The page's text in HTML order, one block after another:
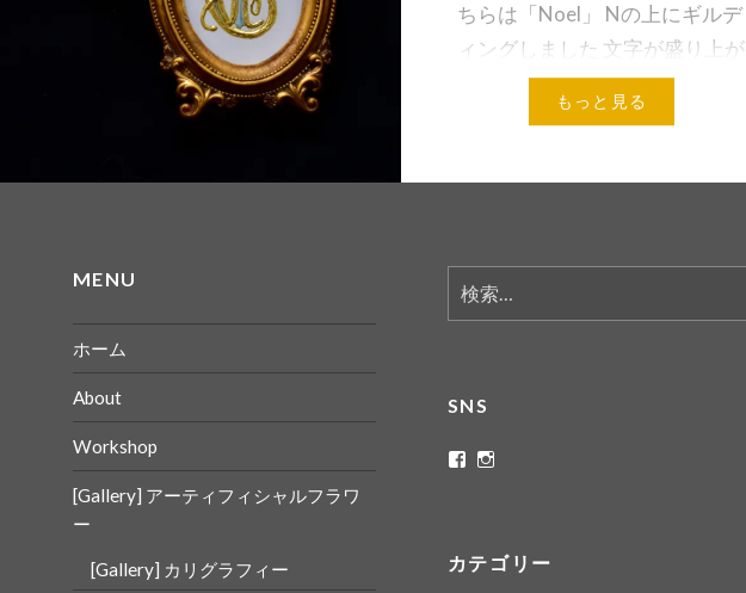
ちらは「Noel」 Nの上にギルデ
ィングしました 文字が盛り上が
っているの…
もっと見る
メールアドレス
MENU
ホーム
About
Workshop
[Gallery] アーティフィシャルフラワ
ー
[Gallery] カリグラフィー
索:
SNS
ritaflower.calligraphy
ロ
フ
rita_ym
ロ
フ
カテゴリー